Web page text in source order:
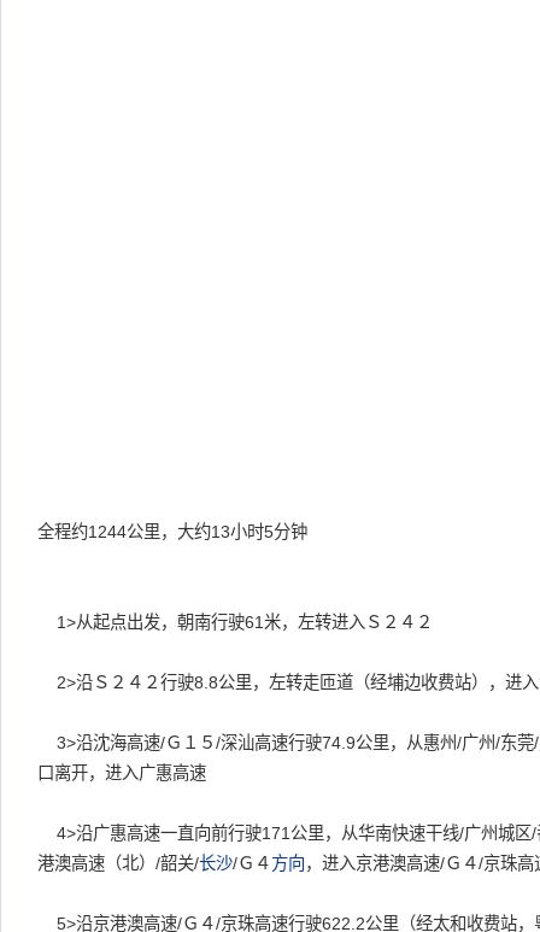
全程约1244公里，大约13小时5分钟
1>从起点出发，朝南行驶61米，左转进入Ｓ２４２
2>沿Ｓ２４２行驶8.8公里，左转走匝道（经埔边收费站），进
3>沿沈海高速/Ｇ１５/深汕高速行驶74.9公里，从惠州/广州/东莞
口离开，进入广惠高速
4>沿广惠高速一直向前行驶171公里，从华南快速干线/广州城区/
港澳高速（北）/韶关/长沙/Ｇ４方向，进入京港澳高速/Ｇ４/京珠高
5>沿京港澳高速/Ｇ４/京珠高速行驶622.2公里（经太和收费站，